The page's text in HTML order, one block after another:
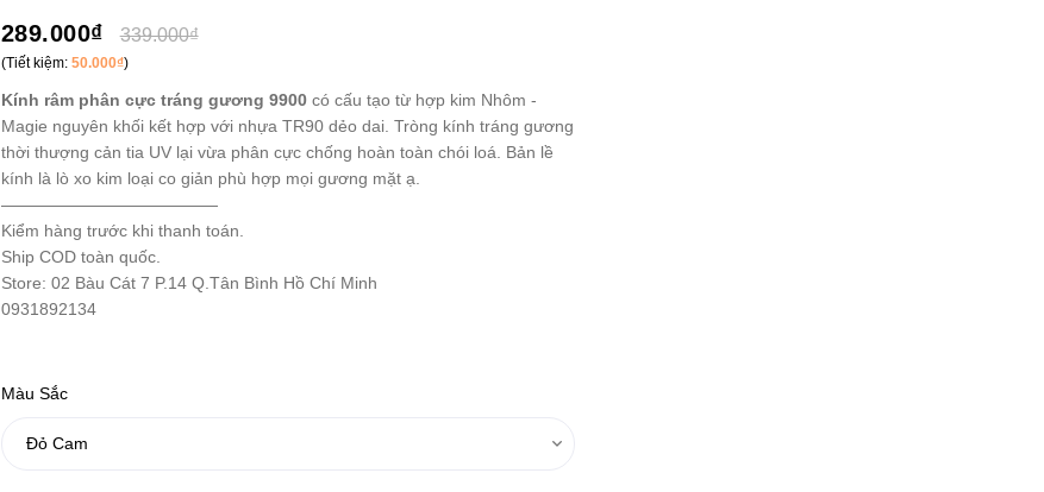
289.000₫ 339.000₫
(Tiết kiệm: 50.000₫)
Kính râm phân cực tráng gương 9900 có cấu tạo từ hợp kim Nhôm -
Magie nguyên khối kết hợp với nhựa TR90 dẻo dai. Tròng kính tráng gương
thời thượng cản tia UV lại vừa phân cực chống hoàn toàn chói loá. Bản lề
kính là lò xo kim loại co giản phù hợp mọi gương mặt ạ.
—————————————
Kiểm hàng trước khi thanh toán.
Ship COD toàn quốc.
Store: 02 Bàu Cát 7 P.14 Q.Tân Bình Hồ Chí Minh
0931892134
Màu Sắc